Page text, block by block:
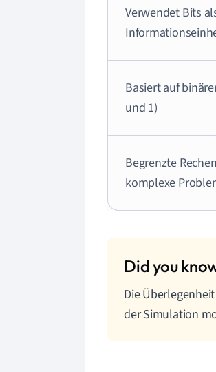
Verwendet Bits
Basiert auf
und 1)
Begrenzte
komplexe
Die
der Simulation